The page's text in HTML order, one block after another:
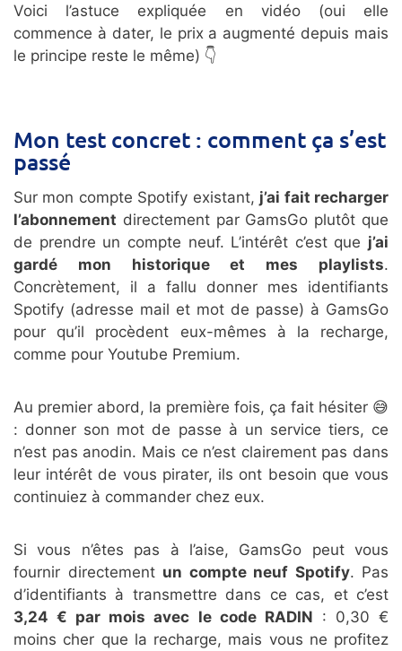
Voici l’astuce expliquée en vidéo (oui elle
commence à dater, le prix a augmenté depuis mais
le principe reste le même) 👇
Mon test concret : comment ça s’est
passé
Sur mon compte Spotify existant, j’ai fait recharger
l’abonnement directement par GamsGo plutôt que
de prendre un compte neuf. L’intérêt c’est que j’ai
gardé mon historique et mes playlists.
Concrètement, il a fallu donner mes identifiants
Spotify (adresse mail et mot de passe) à GamsGo
pour qu’il procèdent eux-mêmes à la recharge,
comme pour Youtube Premium.
Au premier abord, la première fois, ça fait hésiter 😅
: donner son mot de passe à un service tiers, ce
n’est pas anodin. Mais ce n’est clairement pas dans
leur intérêt de vous pirater, ils ont besoin que vous
continuiez à commander chez eux.
Si vous n’êtes pas à l’aise, GamsGo peut vous
fournir directement un compte neuf Spotify. Pas
d’identifiants à transmettre dans ce cas, et c’est
3,24 € par mois avec le code RADIN : 0,30 €
moins cher que la recharge, mais vous ne profitez